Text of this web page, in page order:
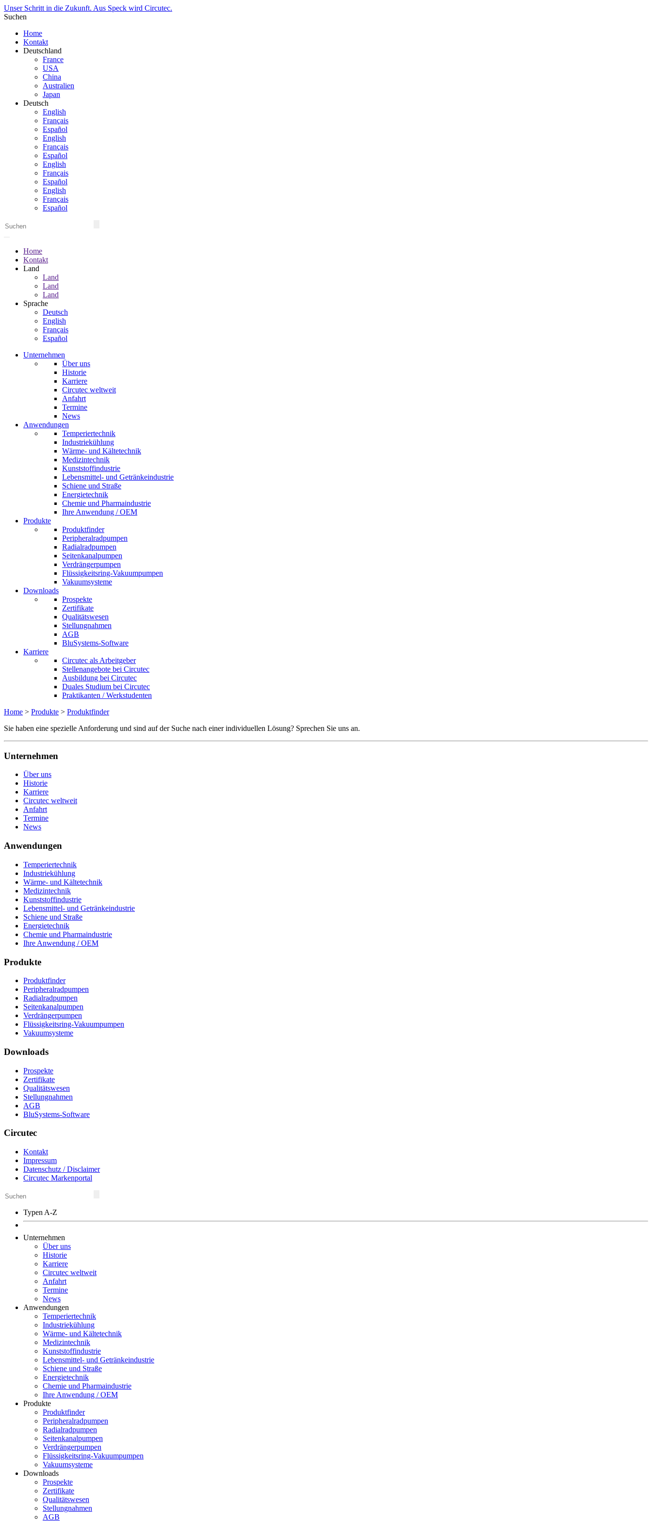
Unser Schritt in die Zukunft. Aus Speck wird Circutec.
Suchen
Home
Kontakt
Deutschland
France
USA
China
Australien
Japan
Deutsch
English
Français
Español
English
Français
Español
English
Français
Español
English
Français
Español
Home
Kontakt
Land
Land
Land
Land
Sprache
Deutsch
English
Français
Español
Unternehmen
Über uns
Historie
Karriere
Circutec weltweit
Anfahrt
Termine
News
Anwendungen
Temperiertechnik
Industriekühlung
Wärme- und Kältetechnik
Medizintechnik
Kunststoffindustrie
Lebensmittel- und Getränkeindustrie
Schiene und Straße
Energietechnik
Chemie und Pharmaindustrie
Ihre Anwendung / OEM
Produkte
Produktfinder
Peripheralradpumpen
Radialradpumpen
Seitenkanalpumpen
Verdrängerpumpen
Flüssigkeitsring-Vakuumpumpen
Vakuumsysteme
Downloads
Prospekte
Zertifikate
Qualitätswesen
Stellungnahmen
AGB
BluSystems-Software
Karriere
Circutec als Arbeitgeber
Stellenangebote bei Circutec
Ausbildung bei Circutec
Duales Studium bei Circutec
Praktikanten / Werkstudenten
Home > Produkte > Produktfinder
Sie haben eine spezielle Anforderung und sind auf der Suche nach einer individuellen Lösung? Sprechen Sie uns an.
Unternehmen
Über uns
Historie
Karriere
Circutec weltweit
Anfahrt
Termine
News
Anwendungen
Temperiertechnik
Industriekühlung
Wärme- und Kältetechnik
Medizintechnik
Kunststoffindustrie
Lebensmittel- und Getränkeindustrie
Schiene und Straße
Energietechnik
Chemie und Pharmaindustrie
Ihre Anwendung / OEM
Produkte
Produktfinder
Peripheralradpumpen
Radialradpumpen
Seitenkanalpumpen
Verdrängerpumpen
Flüssigkeitsring-Vakuumpumpen
Vakuumsysteme
Downloads
Prospekte
Zertifikate
Qualitätswesen
Stellungnahmen
AGB
BluSystems-Software
Circutec
Kontakt
Impressum
Datenschutz / Disclaimer
Circutec Markenportal
Typen A-Z
Unternehmen
Über uns
Historie
Karriere
Circutec weltweit
Anfahrt
Termine
News
Anwendungen
Temperiertechnik
Industriekühlung
Wärme- und Kältetechnik
Medizintechnik
Kunststoffindustrie
Lebensmittel- und Getränkeindustrie
Schiene und Straße
Energietechnik
Chemie und Pharmaindustrie
Ihre Anwendung / OEM
Produkte
Produktfinder
Peripheralradpumpen
Radialradpumpen
Seitenkanalpumpen
Verdrängerpumpen
Flüssigkeitsring-Vakuumpumpen
Vakuumsysteme
Downloads
Prospekte
Zertifikate
Qualitätswesen
Stellungnahmen
AGB